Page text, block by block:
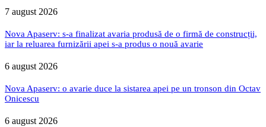
7 august 2026
Nova Apaserv: s-a finalizat avaria produsă de o firmă de construcții,
iar la reluarea furnizării apei s-a produs o nouă avarie
6 august 2026
Nova Apaserv: o avarie duce la sistarea apei pe un tronson din Octav
Onicescu
6 august 2026